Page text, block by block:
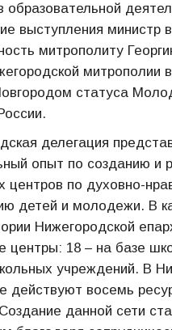
образовательной
выступления министр
митрополиту
митрополии
статуса
делегация
опыт по созданию и
центров по духовно-
детей и молодежи. В
Нижегородской
центры: 18 – на базе
учреждений. В
действуют восемь
данной сети